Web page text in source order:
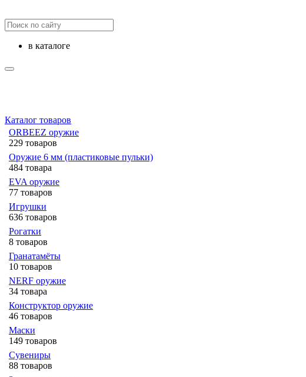
в каталоге
Каталог товаров
ORBEEZ оружие
229 товаров
Оружие 6 мм (пластиковые пульки)
484 товара
EVA оружие
77 товаров
Игрушки
636 товаров
Рогатки
8 товаров
Гранатамёты
10 товаров
NERF оружие
34 товара
Конструктор оружие
46 товаров
Маски
149 товаров
Сувениры
88 товаров